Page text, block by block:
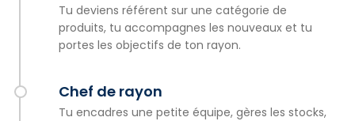
Tu deviens référent sur une catégorie de
produits, tu accompagnes les nouveaux et tu
portes les objectifs de ton rayon.
Chef de rayon
Tu encadres une petite équipe, gères les stocks,